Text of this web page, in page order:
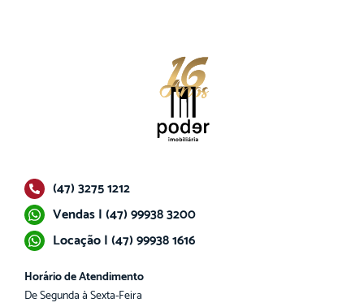
(47) 3275 1212
Vendas | (47) 99938 3200
Locação | (47) 99938 1616
Horário de Atendimento
De Segunda à Sexta-Feira